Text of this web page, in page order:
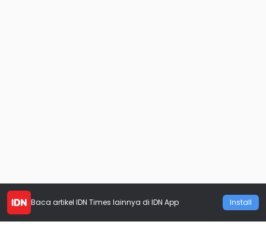
Baca artikel IDN Times lainnya di IDN App Install